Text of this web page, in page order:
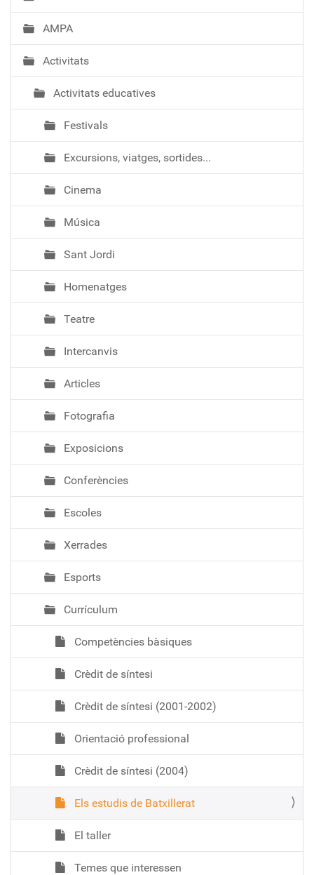
AMPA
Activitats
Activitats educatives
Festivals
Excursions, viatges, sortides...
Cinema
Música
Sant Jordi
Homenatges
Teatre
Intercanvis
Articles
Fotografia
Exposicions
Conferències
Escoles
Xerrades
Esports
Currículum
Competències bàsiques
Crèdit de síntesi
Crèdit de síntesi (2001-2002)
Orientació professional
Crèdit de síntesi (2004)
Els estudis de Batxillerat
El taller
Temes que interessen